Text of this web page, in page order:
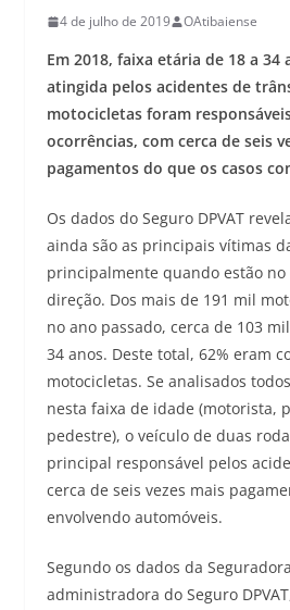
4 de julho de 2019 OAtibaiense
Em 2018, faixa etária de 18 a 34
atingida pelos acidentes de
motocicletas foram
ocorrências, com cerca de seis
pagamentos do que os casos
Os dados do Seguro DPVAT
ainda são as principais vítimas
principalmente quando estão no
direção. Dos mais de 191 mil
no ano passado, cerca de 103
34 anos. Deste total, 62% eram
motocicletas. Se analisados
nesta faixa de idade (motorista,
pedestre), o veículo de duas
principal responsável pelos
cerca de seis vezes mais
envolvendo automóveis.
Segundo os dados da
administradora do Seguro